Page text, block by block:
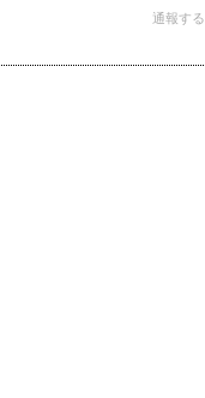
通報する